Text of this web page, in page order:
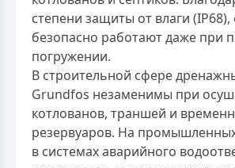
степени защиты от влаги (IP68),
безопасно работают даже при
погружении.
В строительной сфере
Grundfos незаменимы при
котлованов, траншей и
резервуаров. На
в системах аварийного